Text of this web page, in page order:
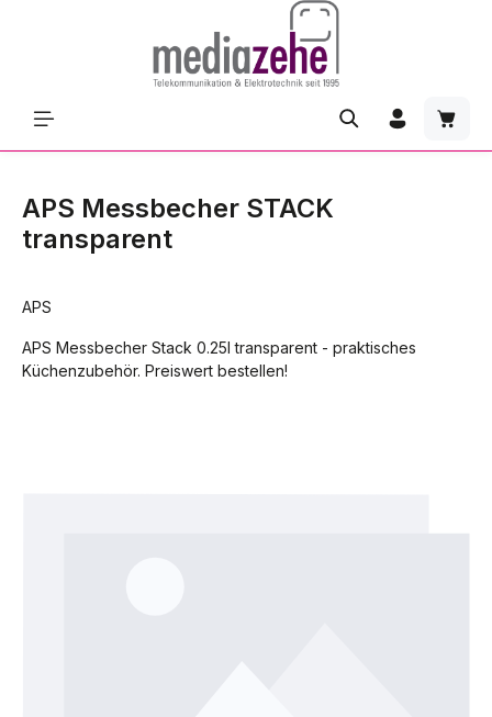
APS Messbecher STACK
transparent
APS
APS Messbecher Stack 0.25l transparent - praktisches
Küchenzubehör. Preiswert bestellen!